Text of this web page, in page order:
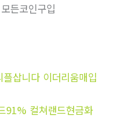
모든코인구입
삽니다 이더리움매입
91% 컬쳐랜드현금화